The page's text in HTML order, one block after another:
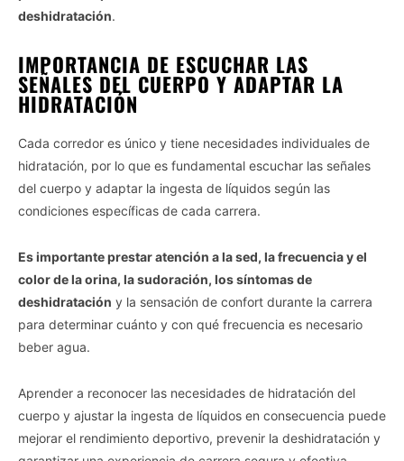
deshidratación.
IMPORTANCIA DE ESCUCHAR LAS
SEÑALES DEL CUERPO Y ADAPTAR LA
HIDRATACIÓN
Cada corredor es único y tiene necesidades individuales de
hidratación, por lo que es fundamental escuchar las señales
del cuerpo y adaptar la ingesta de líquidos según las
condiciones específicas de cada carrera.
Es importante prestar atención a la sed, la frecuencia y el
color de la orina, la sudoración, los síntomas de
deshidratación y la sensación de confort durante la carrera
para determinar cuánto y con qué frecuencia es necesario
beber agua.
Aprender a reconocer las necesidades de hidratación del
cuerpo y ajustar la ingesta de líquidos en consecuencia puede
mejorar el rendimiento deportivo, prevenir la deshidratación y